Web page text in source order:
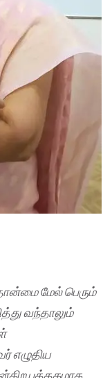
மேல் பெரும்
வந்தாலும்
எழுதிய
புத்தகமாக,